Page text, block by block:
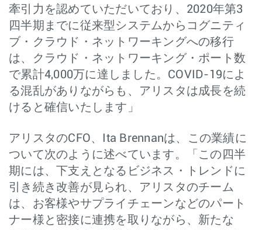
牽引力を認めていただいており、2020年第3
四半期までに従来型システムからコグニティ
ブ・クラウド・ネットワーキングへの移行
は、クラウド・ネットワーキング・ポート数
で累計4,000万に達しました。COVID-19によ
る混乱がありながらも、アリスタは成長を続
けると確信いたします」
アリスタのCFO、Ita Brennanは、この業績に
ついて次のように述べています。「この四半
期には、下支えとなるビジネス・トレンドに
引き続き改善が見られ、アリスタのチーム
は、お客様やサプライチェーンなどのパート
ナー様と密接に連携を取りながら、新たな